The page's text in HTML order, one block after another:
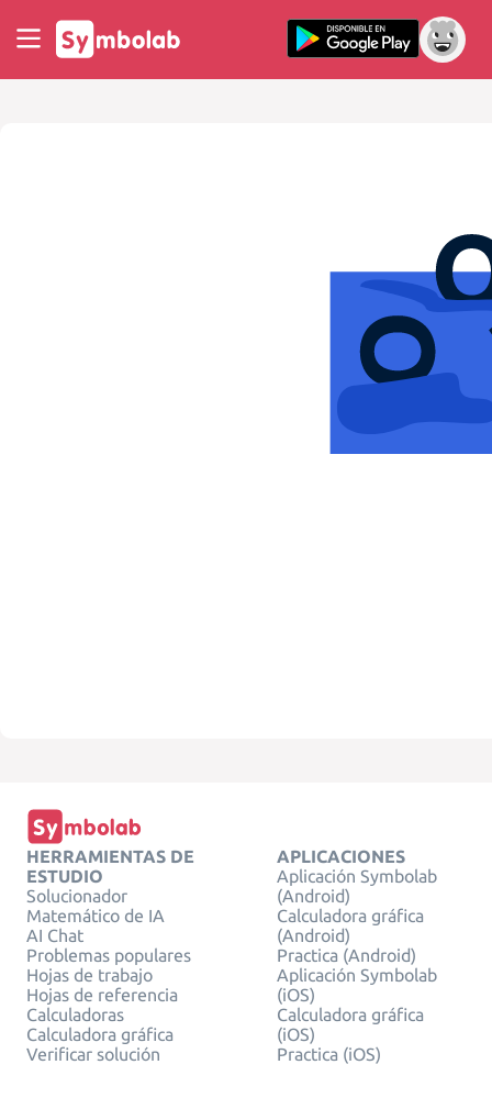
HERRAMIENTAS DE
ESTUDIO
Solucionador
Matemático de IA
AI Chat
Problemas populares
Hojas de trabajo
Hojas de referencia
Calculadoras
Calculadora gráfica
Verificar solución
APLICACIONES
Aplicación Symbolab
(Android)
Calculadora gráfica
(Android)
Practica (Android)
Aplicación Symbolab
(iOS)
Calculadora gráfica
(iOS)
Practica (iOS)